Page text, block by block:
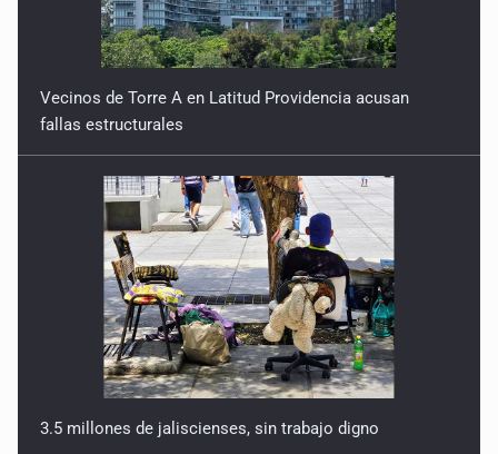
Vecinos de Torre A en Latitud Providencia acusan
fallas estructurales
3.5 millones de jaliscienses, sin trabajo digno